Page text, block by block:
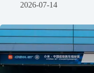
2026-07-14